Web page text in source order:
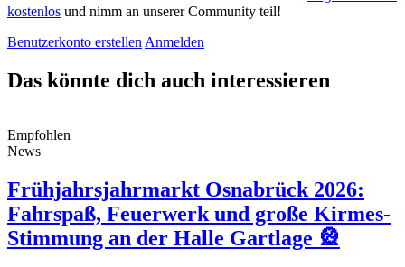
kostenlos und nimm an unserer Community teil!
Benutzerkonto erstellen Anmelden
Das könnte dich auch interessieren
Empfohlen
News
Frühjahrsjahrmarkt Osnabrück 2026:
Fahrspaß, Feuerwerk und große Kirmes-
Stimmung an der Halle Gartlage 🎡